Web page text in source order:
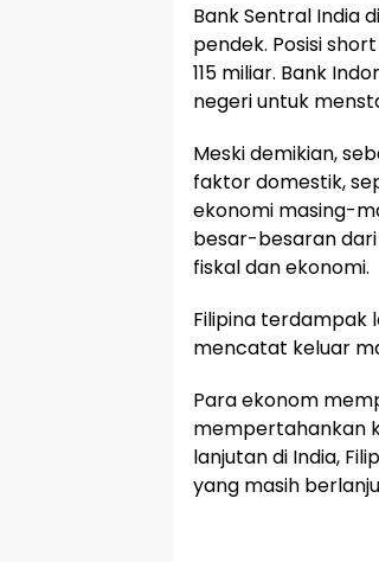
Bank Sentral India
pendek. Posisi
115 miliar. Bank
negeri untuk
Meski demikian,
faktor domestik,
ekonomi masing-
besar-besaran
fiskal dan ekonomi.
Filipina terdampak
mencatat keluar
Para ekonom
mempertahankan
lanjutan di India,
yang masih